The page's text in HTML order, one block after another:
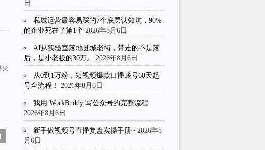
尖
日
私域运营最容易踩的7个底层认知坑，90%
的企业死在了第1个 2026年8月6日
AI从实验室落地县城老街，带走的不是落
后，是小老板的30万。
2026年8月6日
从0到1万粉，短视频爆款口播账号60天起
号全流程！
2026年8月6日
我用 WorkBuddy 写公众号的完整流程
2026年8月6日
新手做视频号直播复盘实操手册~ 2026年8
月6日